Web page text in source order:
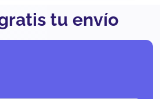
tu envío